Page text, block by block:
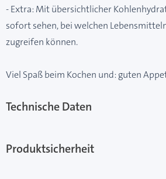
- Extra: Mit übersichtlicher
sofort sehen, bei welchen
zugreifen können.
Viel Spaß beim Kochen und: guten
Technische Daten
Produktsicherheit